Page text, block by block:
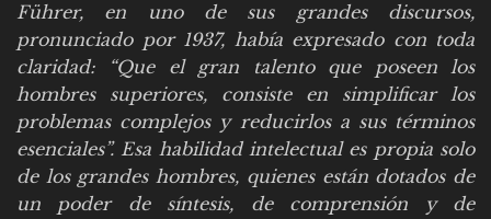
Führer, en uno de sus grandes discursos,
pronunciado por 1937, había expresado con toda
claridad: “Que el gran talento que poseen los
hombres superiores, consiste en simplificar los
problemas complejos y reducirlos a sus términos
esenciales”. Esa habilidad intelectual es propia solo
de los grandes hombres, quienes están dotados de
un poder de síntesis, de comprensión y de